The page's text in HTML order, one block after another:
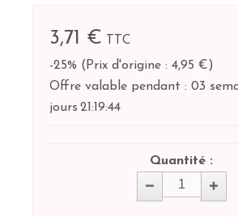
3,71 €
TTC
-25% ( Prix d'origine : 4,95 €)
Offre valable pendant : 03
jours 21:19:43
Quantité :